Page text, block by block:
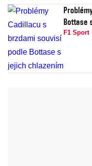
Bottase
F1 Sport